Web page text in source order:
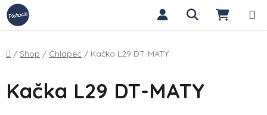
Prejsť na obsah Hľadať
Domov
/ Shop / Chlapec / Kačka L29 DT-MATY
Kačka L29 DT-MATY